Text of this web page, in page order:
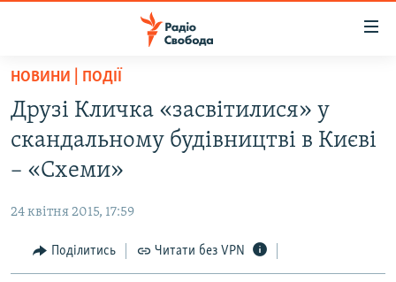
Перейти
основного
матеріалу
Перейти
основної
Перейти
до
ВСЕ ЗА ДОБУ
СТАТТІ
СУСПІЛЬСТВО
РОСІЙСЬКА «ФІЛЬТРАЦІЯ»
ДОНБАС.РЕАЛІЇ
НОВИНИ | ПОДІЇ
Друзі Кличка «засвітилися» у
скандальному будівництві в Києві
– «Схеми»
24 квітня 2015, 17:59
Поділитись Читати без VPN